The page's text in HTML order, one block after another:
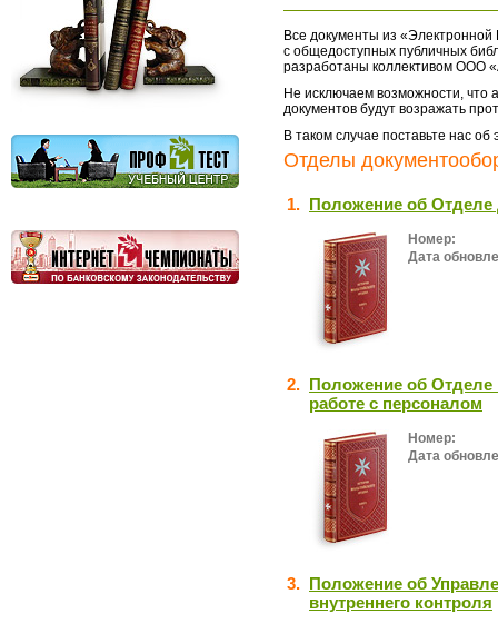
Все документы из «Электронной
с общедоступных публичных
разработаны коллективом ООО
Не исключаем возможности, что
документов будут возражать
В таком случае поставьте нас
Отделы
1. Положение об Отделе
Номер:
Дата
2. Положение об Отделе
работе с персоналом
Номер:
Дата
3. Положение об
внутреннего контроля